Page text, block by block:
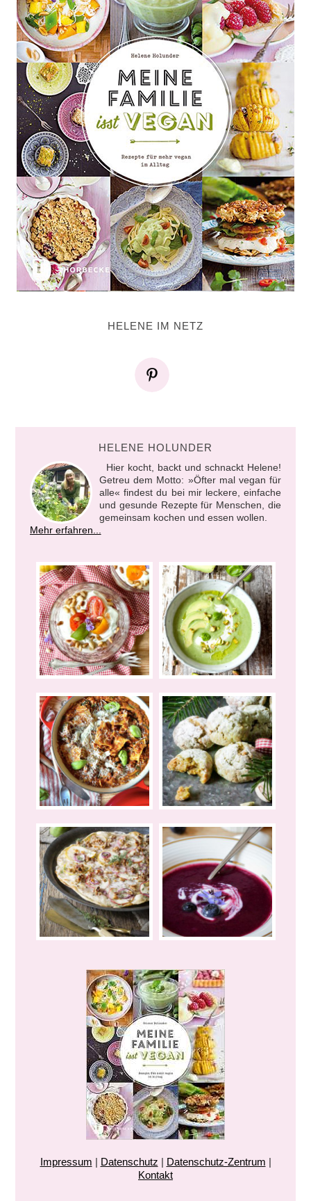
HELENE IM NETZ
HELENE HOLUNDER
Hier kocht, backt und schnackt Helene!
Getreu dem Motto: »Öfter mal vegan für
alle« findest du bei mir leckere, einfache
und gesunde Rezepte für Menschen, die
gemeinsam kochen und essen wollen.
Mehr erfahren...
Impressum | Datenschutz | Datenschutz-Zentrum |
Kontakt